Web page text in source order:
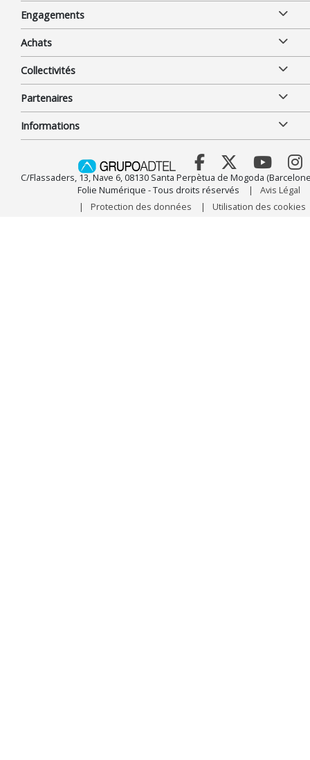
Engagements
Achats
Collectivités
Partenaires
Informations
C/Flassaders, 13, Nave 6, 08130 Santa Perpètua de Mogoda
Folie Numérique - Tous droits réservés
Avis Légal
Protection des données
Utilisation des cookies